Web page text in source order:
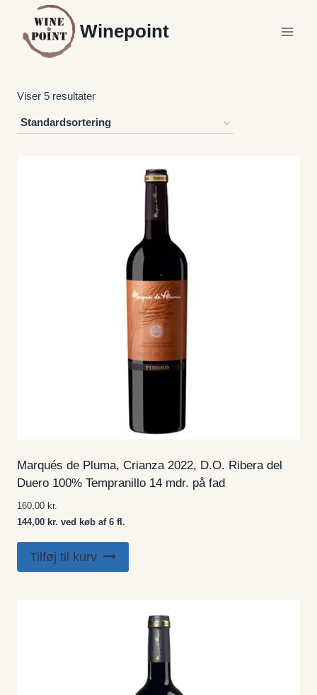
Fortsæt
indhold
Winepoint
Viser 5 resultater
Marqués de Pluma, Crianza 2022, D.O. Ribera del
Duero 100% Tempranillo 14 mdr. på fad
160,00 kr.
144,00 kr. ved køb af 6 fl.
Tilføj til kurv